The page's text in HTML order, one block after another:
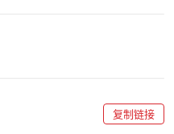
复制链接